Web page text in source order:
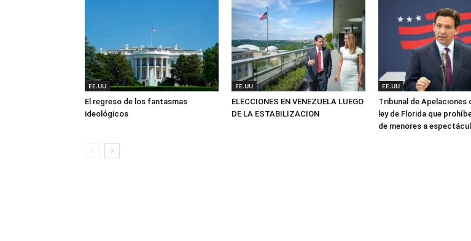
EE.UU
El regreso de los fantasmas
ideológicos
EE.UU
ELECCIONES EN VENEZUELA LUEGO
DE LA ESTABILIZACION
EE.UU
Tribunal de Apelaciones
ley de Florida que
de menores a